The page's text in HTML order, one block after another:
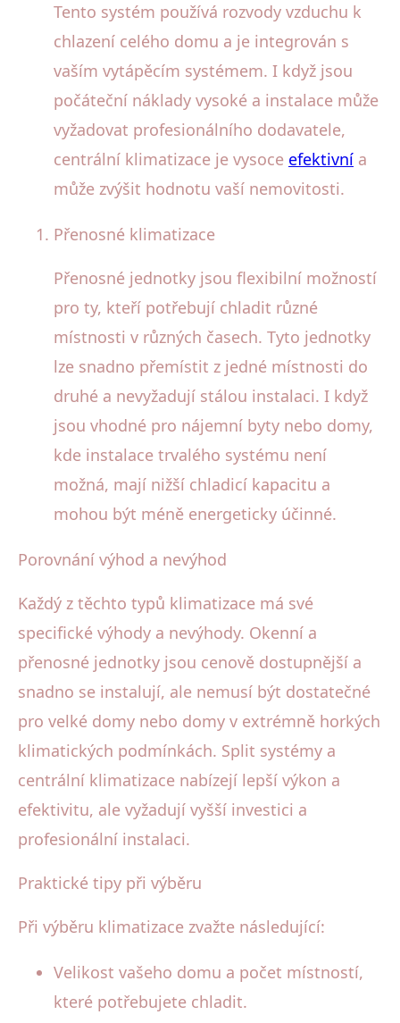
Tento systém používá rozvody vzduchu k
chlazení celého domu a je integrován s
vaším vytápěcím systémem. I když jsou
počáteční náklady vysoké a instalace může
vyžadovat profesionálního dodavatele,
centrální klimatizace je vysoce efektivní a
může zvýšit hodnotu vaší nemovitosti.
Přenosné klimatizace
Přenosné jednotky jsou flexibilní možností
pro ty, kteří potřebují chladit různé
místnosti v různých časech. Tyto jednotky
lze snadno přemístit z jedné místnosti do
druhé a nevyžadují stálou instalaci. I když
jsou vhodné pro nájemní byty nebo domy,
kde instalace trvalého systému není
možná, mají nižší chladicí kapacitu a
mohou být méně energeticky účinné.
Porovnání výhod a nevýhod
Každý z těchto typů klimatizace má své
specifické výhody a nevýhody. Okenní a
přenosné jednotky jsou cenově dostupnější a
snadno se instalují, ale nemusí být dostatečné
pro velké domy nebo domy v extrémně horkých
klimatických podmínkách. Split systémy a
centrální klimatizace nabízejí lepší výkon a
efektivitu, ale vyžadují vyšší investici a
profesionální instalaci.
Praktické tipy při výběru
Při výběru klimatizace zvažte následující:
Velikost vašeho domu a počet místností,
které potřebujete chladit.